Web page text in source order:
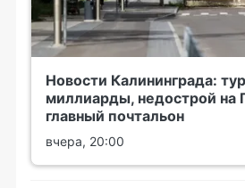
Новости Калининграда:
миллиарды, недострой на
главный почтальон
вчера, 20:00